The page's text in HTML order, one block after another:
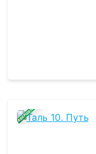
ЗАВЕРШЕНА